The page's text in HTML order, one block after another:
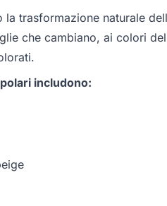
la trasformazione naturale
che cambiano, ai colori
includono: